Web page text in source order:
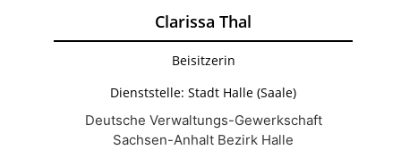
Clarissa Thal
Beisitzerin
Dienststelle: Stadt Halle (Saale)
Deutsche Verwaltungs-Gewerkschaft
Sachsen-Anhalt Bezirk Halle